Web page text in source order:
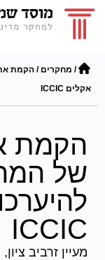
/ מחקרים / הקמת
אקלים ICCIC
הקמת
של
ICCIC
מעיין זרביב ציון,